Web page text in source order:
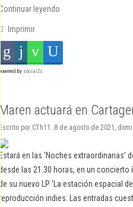
Continuar leyendo
Imprimir
powered by social2s
Maren actuará en
Escrito por CTh11. 8 de agosto de 2021,
Estará en las ‘Noches extraordinarias’
desde las 21.30 horas, en un
de su nuevo LP ‘La estación espacial
reproducción indies. Las entradas